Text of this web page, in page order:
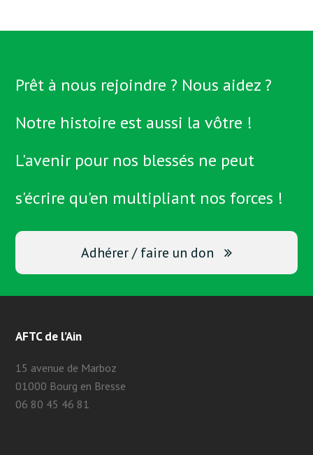
Prêt à nous rejoindre ? Nous aidez ?
Notre histoire est aussi la vôtre !
L'avenir pour nos blessés ne peut
s'écrire qu'en multipliant nos forces !
Adhérer / faire un don
AFTC de l’Ain
15 avenue de Marboz
01000 Bourg en Bresse
06 80 45 46 81